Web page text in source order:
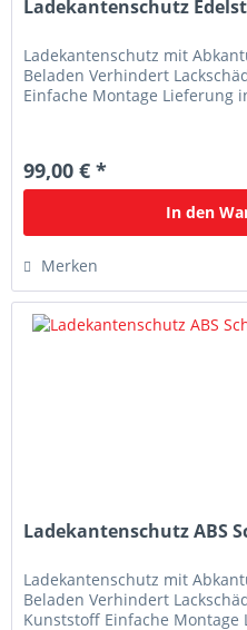
Ladekantenschutz
Ladekantenschutz mit
Beladen Verhindert
Einfache Montage Lieferung
99,00 € *
In den
Merken
Ladekantenschutz ABS
Ladekantenschutz mit
Beladen Verhindert
Kunststoff Einfache Montage